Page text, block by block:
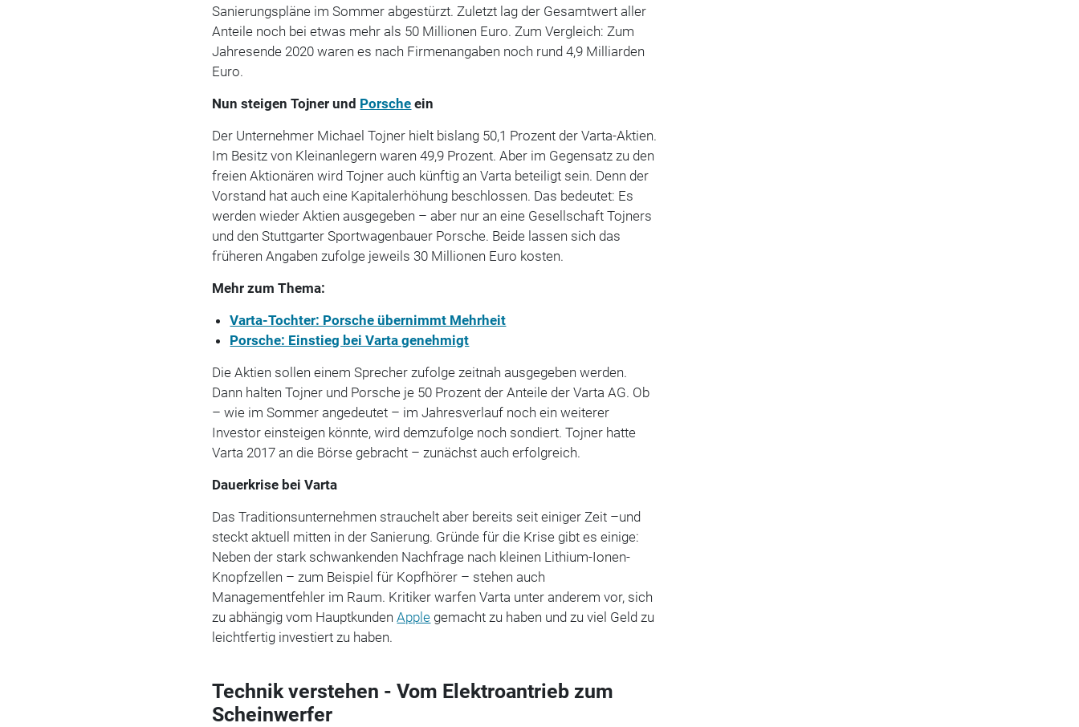
Sanierungspläne im Sommer abgestürzt. Zuletzt lag der Gesamtwert aller
Anteile noch bei etwas mehr als 50 Millionen Euro. Zum Vergleich: Zum
Jahresende 2020 waren es nach Firmenangaben noch rund 4,9 Milliarden
Euro.
Nun steigen Tojner und Porsche ein
Der Unternehmer Michael Tojner hielt bislang 50,1 Prozent der Varta-Aktien.
Im Besitz von Kleinanlegern waren 49,9 Prozent. Aber im Gegensatz zu den
freien Aktionären wird Tojner auch künftig an Varta beteiligt sein. Denn der
Vorstand hat auch eine Kapitalerhöhung beschlossen. Das bedeutet: Es
werden wieder Aktien ausgegeben – aber nur an eine Gesellschaft Tojners
und den Stuttgarter Sportwagenbauer Porsche. Beide lassen sich das
früheren Angaben zufolge jeweils 30 Millionen Euro kosten.
Mehr zum Thema:
Varta-Tochter: Porsche übernimmt Mehrheit
Porsche: Einstieg bei Varta genehmigt
Die Aktien sollen einem Sprecher zufolge zeitnah ausgegeben werden.
Dann halten Tojner und Porsche je 50 Prozent der Anteile der Varta AG. Ob
– wie im Sommer angedeutet – im Jahresverlauf noch ein weiterer
Investor einsteigen könnte, wird demzufolge noch sondiert. Tojner hatte
Varta 2017 an die Börse gebracht – zunächst auch erfolgreich.
Dauerkrise bei Varta
Das Traditionsunternehmen strauchelt aber bereits seit einiger Zeit –und
steckt aktuell mitten in der Sanierung. Gründe für die Krise gibt es einige:
Neben der stark schwankenden Nachfrage nach kleinen Lithium-Ionen-
Knopfzellen – zum Beispiel für Kopfhörer – stehen auch
Managementfehler im Raum. Kritiker warfen Varta unter anderem vor, sich
zu abhängig vom HauptkundenApple gemacht zu haben und zu viel Geld zu
leichtfertig investiert zu haben.
Technik verstehen - Vom Elektroantrieb zum
Scheinwerfer